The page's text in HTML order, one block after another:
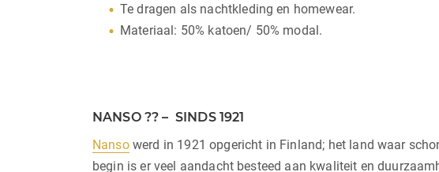
Te dragen als nachtkleding en homewear.
Materiaal: 50% katoen/ 50% modal.
NANSO ?? – SINDS 1921
Nansowerd in 1921 opgericht in Finland; het land waar
begin is er veel aandacht besteed aan kwaliteit en